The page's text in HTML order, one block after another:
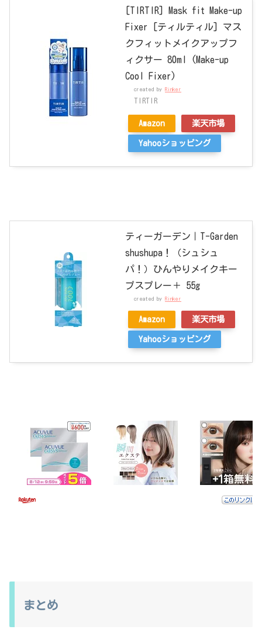
[TIRTIR] Mask fit Make-up
Fixer [ティルティル] マス
クフィットメイクアップフ
ィクサー 80ml (Make-up
Cool Fixer)
created by Rinker
TIRTIR
Amazon 楽天市場
Yahooショッピング
ティーガーデン｜T-Garden
shushupa！（シュシュ
パ！）ひんやりメイクキー
プスプレー＋ 55g
created by Rinker
Amazon 楽天市場
Yahooショッピング
まとめ